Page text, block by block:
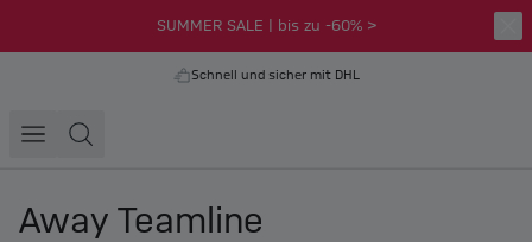
SUMMER SALE | bis zu -60% >
Schnell und sicher mit DHL
Away Teamline